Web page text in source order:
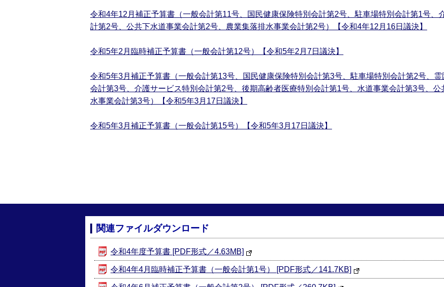
令和4年12月補正予算書（一般会計第11号、国民健康保険特別会計第2号、駐車場特別会計第1号、
計第2号、公共下水道事業会計第2号、農業集落排水事業会計第2号）【令和4年12月16日議決】
令和5年2月臨時補正予算書（一般会計第12号）【令和5年2月7日議決】
令和5年3月補正予算書（一般会計第13号、国民健康保険特別会計第3号、駐車場特別会計第2号、
会計第3号、介護サービス特別会計第2号、後期高齢者医療特別会計第1号、水道事業会計第3号、
水事業会計第3号）【令和5年3月17日議決】
令和5年3月補正予算書（一般会計第15号）【令和5年3月17日議決】
関連ファイルダウンロード
令和4年度予算書 [PDF形式／4.63MB]
令和4年4月臨時補正予算書（一般会計第1号） [PDF形式／141.7KB]